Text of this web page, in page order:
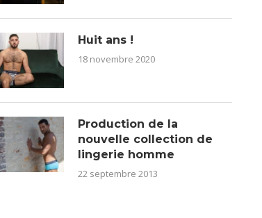
Huit ans !
18 novembre 2020
Production de la
nouvelle collection de
lingerie homme
22 septembre 2013